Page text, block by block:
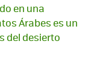
en una
Árabes es un
del desierto